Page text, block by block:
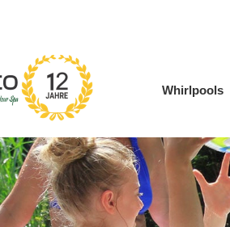
Whirlpools